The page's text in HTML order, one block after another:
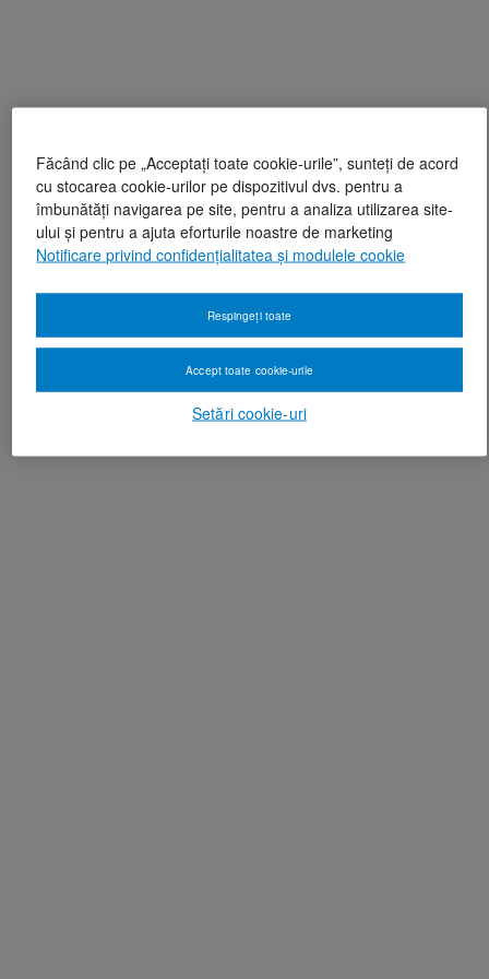
Făcând clic pe „Acceptați toate cookie-urile”, sunteți de acord
cu stocarea cookie-urilor pe dispozitivul dvs. pentru a
îmbunătăți navigarea pe site, pentru a analiza utilizarea site-
ului și pentru a ajuta eforturile noastre de marketing
Notificare privind confidențialitatea și modulele cookie
Setări cookie-uri
Respingeți toate
Accept toate cookie-urile